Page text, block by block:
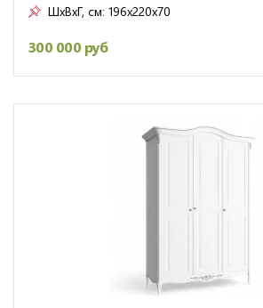
ШxВxГ, см: 196x220x70
300 000 руб